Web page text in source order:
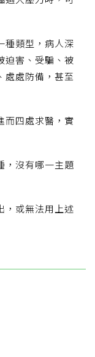
種類型，病人深
迫害、受騙、被
處處防備，甚至
而四處求醫，實
，沒有哪一主題
，或無法用上述